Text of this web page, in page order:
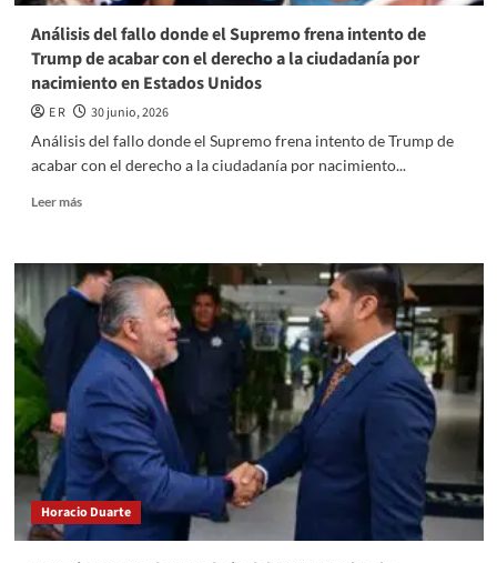
Análisis del fallo donde el Supremo frena intento de
Trump de acabar con el derecho a la ciudadanía por
nacimiento en Estados Unidos
E R
30 junio, 2026
Análisis del fallo donde el Supremo frena intento de Trump de
acabar con el derecho a la ciudadanía por nacimiento...
Leer másRead
Análisis
del
fallo
donde
Supremo
frena
intento
de
Trump
de
acabar
con
Horacio Duarte